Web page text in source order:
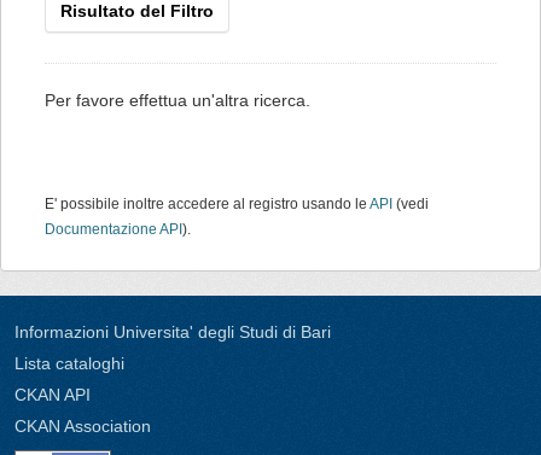
Risultato del Filtro
Per favore effettua un'altra ricerca.
E' possibile inoltre accedere al registro usando le API (vedi
Documentazione API ).
Informazioni Universita' degli Studi di Bari
Lista cataloghi
CKAN API
CKAN Association